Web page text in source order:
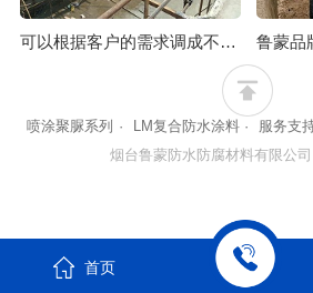
可以根据客户的需求调成不同的颜色，价格优惠
喷涂聚脲系列 · LM复合防水涂料 · 服务支
烟台鲁蒙防水防腐材料有限公
首页